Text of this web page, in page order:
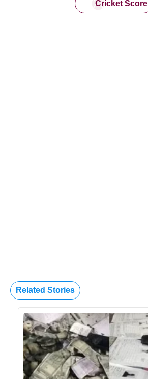
Cricket Score
Related Stories